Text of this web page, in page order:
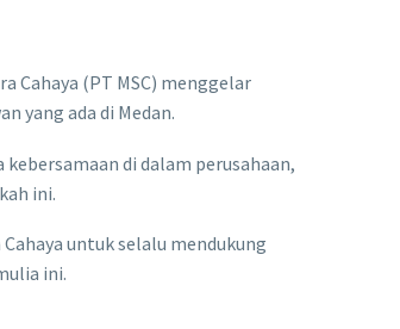
Cahaya (PT MSC) menggelar
yang ada di Medan.
di dalam perusahaan,
ini.
untuk selalu mendukung
ini.